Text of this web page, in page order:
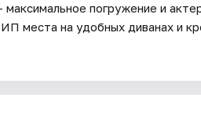
погружение и
места на удобных диванах и